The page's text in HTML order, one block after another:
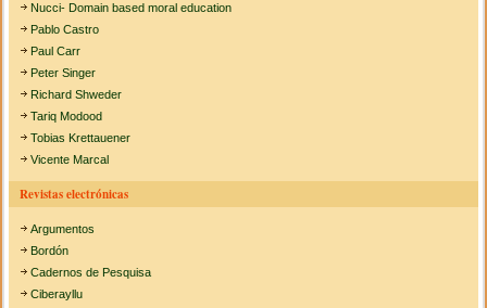
Nucci- Domain based moral education
Pablo Castro
Paul Carr
Peter Singer
Richard Shweder
Tariq Modood
Tobias Krettauener
Vicente Marcal
Revistas electrónicas
Argumentos
Bordón
Cadernos de Pesquisa
Ciberayllu